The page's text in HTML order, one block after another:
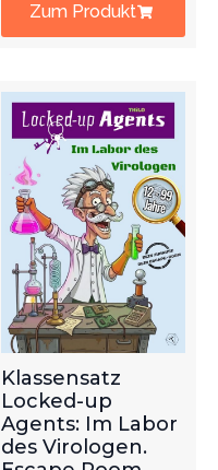
Zum Produkt
Klassensatz
Locked-up
Agents: Im Labor
des Virologen.